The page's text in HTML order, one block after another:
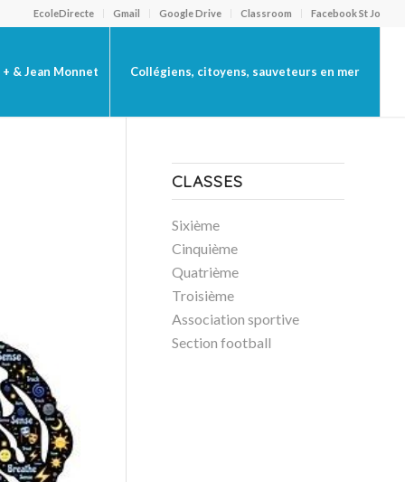
EcoleDirecte Gmail Google Drive Classroom Facebook St Jo
+ & Jean Monnet Collégiens, citoyens, sauveteurs en mer
CLASSES
Sixième
Cinquième
Quatrième
Troisième
Association sportive
Section football